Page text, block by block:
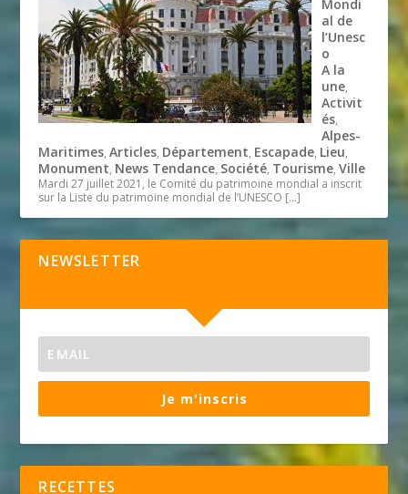
Mondi
al de
l’Unesc
o
A la
une,
Activit
és,
Alpes-
Maritimes,Articles, Département, Escapade, Lieu,
Monument, News Tendance, Société, Tourisme,Ville
Mardi 27 juillet 2021, le Comité du patrimoine mondial a inscrit
sur la Liste du patrimoine mondial de l’UNESCO […]
NEWSLETTER
Je m'inscris
RECETTES